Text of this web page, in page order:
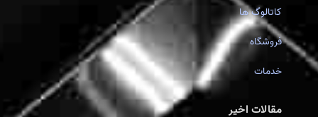
کاتالوگ ها
فروشگاه
خدمات
مقالات اخیر